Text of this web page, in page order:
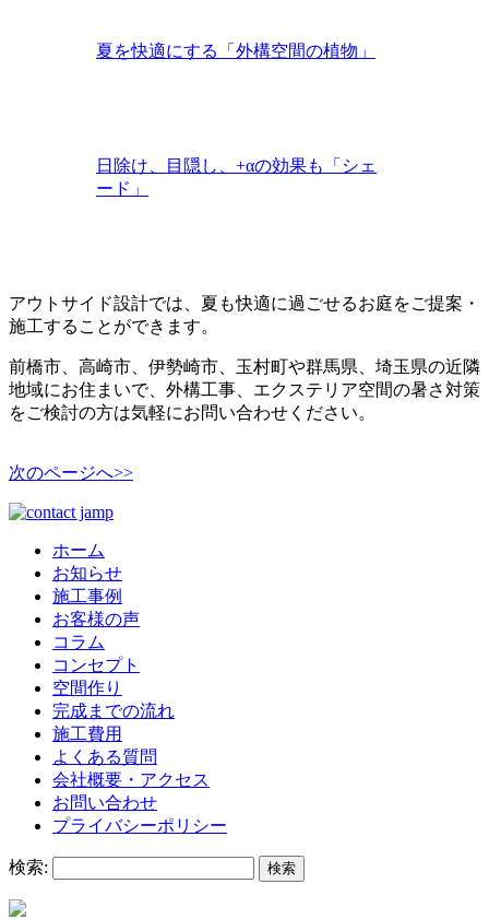
夏を快適にする「外構空間の植物」
日除け、目隠し、+αの効果も「シェ
ード」
アウトサイド設計では、夏も快適に過ごせるお庭をご提案・
施工することができます。
前橋市、高崎市、伊勢崎市、玉村町や群馬県、埼玉県の近隣
地域にお住まいで、外構工事、エクステリア空間の暑さ対策
をご検討の方は気軽にお問い合わせください。
次のページへ>>
ホーム
お知らせ
施工事例
お客様の声
コラム
コンセプト
空間作り
完成までの流れ
施工費用
よくある質問
会社概要・アクセス
お問い合わせ
プライバシーポリシー
検索: